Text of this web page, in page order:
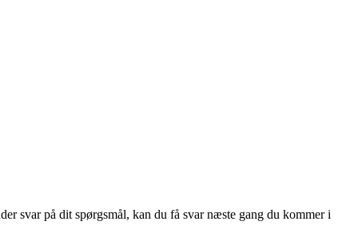
svar på dit spørgsmål, kan du få svar næste gang du kommer i